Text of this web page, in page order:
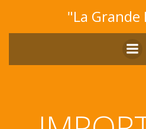
au
"La Grande